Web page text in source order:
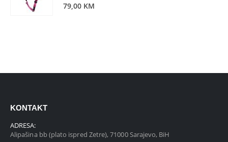
79,00 KM
KONTAKT
ADRESA:
Alipašina bb (plato ispred Zetre), 71000 Sarajevo, BiH